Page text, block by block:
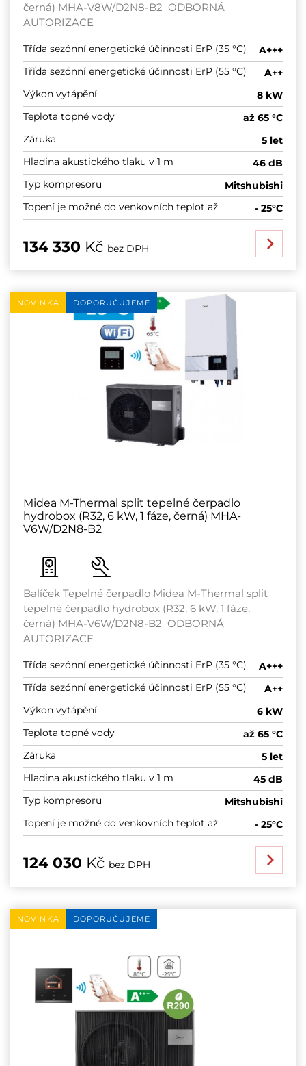
černá) MHA-V8W/D2N8-B2 ODBORNÁ
AUTORIZACE
Třída sezónní energetické účinnosti ErP (35 °C)
A+++
Třída sezónní energetické účinnosti ErP (55 °C)
A++
Výkon vytápění
8 kW
Teplota topné vody
až 65 °C
Záruka
5 let
Hladina akustického tlaku v 1 m
46 dB
Typ kompresoru
Mitshubishi
Topení je možné do venkovních teplot až
- 25°C
134 330 Kč bez DPH
NOVINKA DOPORUČUJEME
Midea M-Thermal split tepelné čerpadlo
hydrobox (R32, 6 kW, 1 fáze, černá) MHA-
V6W/D2N8-B2
Balíček Tepelné čerpadlo Midea M-Thermal split
tepelné čerpadlo hydrobox (R32, 6 kW, 1 fáze,
černá) MHA-V6W/D2N8-B2 ODBORNÁ
AUTORIZACE
Třída sezónní energetické účinnosti ErP (35 °C)
A+++
Třída sezónní energetické účinnosti ErP (55 °C)
A++
Výkon vytápění
6 kW
Teplota topné vody
až 65 °C
Záruka
5 let
Hladina akustického tlaku v 1 m
45 dB
Typ kompresoru
Mitshubishi
Topení je možné do venkovních teplot až
- 25°C
124 030 Kč bez DPH
NOVINKA DOPORUČUJEME